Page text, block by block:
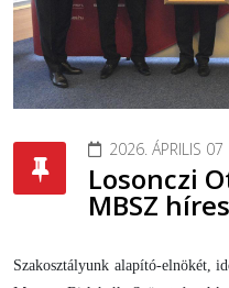
2026. ÁPRILIS 07
Losonczi
MBSZ
Szakosztályunk alapító-elnökét,